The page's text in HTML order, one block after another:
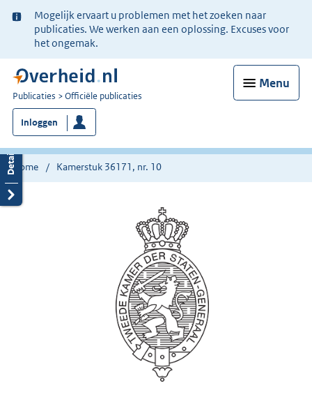
Ter
informatie:
Mogelijk ervaart u problemen met het zoeken naar
publicaties. We werken aan een oplossing. Excuses voor
het ongemak.
Menu
U
bent
nu
hier:
Publicaties Officiële publicaties
Inloggen
Home Kamerstuk 36171, nr. 10